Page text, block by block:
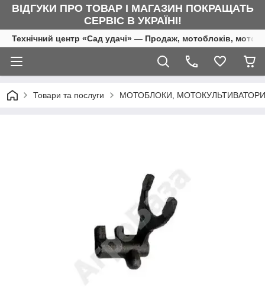
ВІДГУКИ ПРО ТОВАР І МАГАЗИН ПОКРАЩАТЬ
СЕРВІС В УКРАЇНІ!
Технічний центр «Сад удачі» — Продаж, мотоблоків,
Товари та послуги МОТОБЛОКИ,